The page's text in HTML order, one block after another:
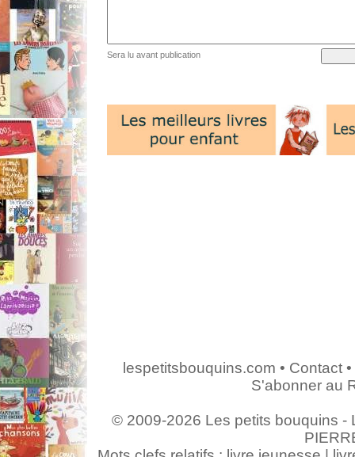
Sera lu avant publication
lespetitsbouquins.com • Contact•
S'abonner au
© 2009-2026 Les petits bouquins -